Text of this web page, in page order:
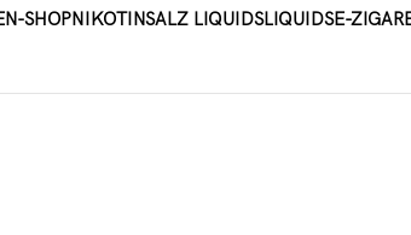
SHOPNIKOTINSALZ LIQUIDSLIQUIDSE-